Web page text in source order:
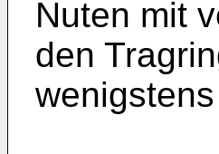
Nuten mit
den